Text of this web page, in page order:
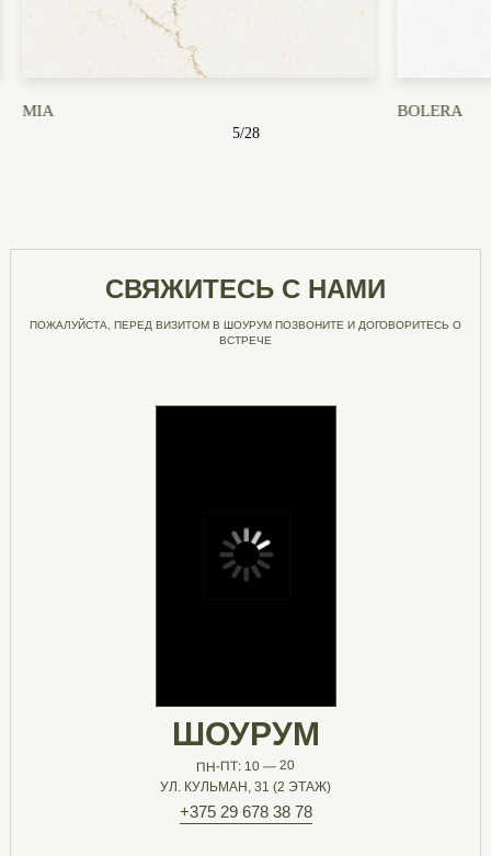
MIA BOLERA
5/28
ШОУРУМ
ПОЖАЛУЙСТА, ПЕРЕД ВИЗИТОМ В ШОУРУМ ПОЗВОНИТЕ И ДОГОВОРИТЕСЬ О
ВСТРЕЧЕ
ПН-ПТ: 10 — 20
УЛ. КУЛЬМАН, 31 (2 ЭТАЖ)
+375 29 678 38 78
СВЯЖИТЕСЬ С НАМИ